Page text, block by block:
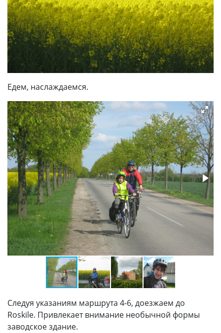
Едем, наслаждаемся.
Следуя указаниям маршрута 4-6, доезжаем до
Roskile. Привлекает внимание необычной формы
заводское здание.